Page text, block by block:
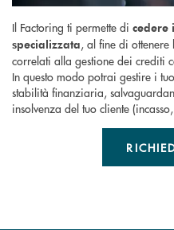
Il Factoring ti permette di cedere
specializzata, al fine di
correlati alla gestione dei crediti
In questo modo potrai gestire i
stabilità finanziaria,
insolvenza del tuo cliente